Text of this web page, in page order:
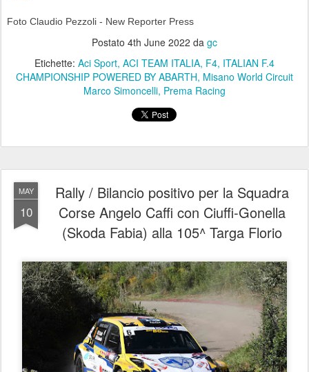
Foto Claudio Pezzoli - New Reporter Press
Postato 4th June 2022 da gc
Etichette: Aci Sport ACI TEAM ITALIA F4 ITALIAN F.4
CHAMPIONSHIP POWERED BY ABARTH Misano World Circuit
Marco Simoncelli Prema Racing
MAY
10
Rally / Bilancio positivo per la Squadra
Corse Angelo Caffi con Ciuffi-Gonella
(Skoda Fabia) alla 105^ Targa Florio